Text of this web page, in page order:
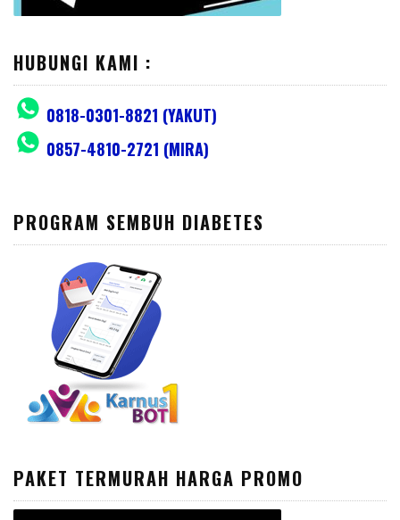
HUBUNGI KAMI :
0818-0301-8821 (YAKUT)
0857-4810-2721 (MIRA)
PROGRAM SEMBUH DIABETES
PAKET TERMURAH HARGA PROMO